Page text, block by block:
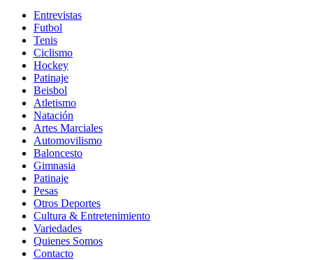
Entrevistas
Futbol
Tenis
Ciclismo
Hockey
Patinaje
Beisbol
Atletismo
Natación
Artes Marciales
Automovilismo
Baloncesto
Gimnasia
Patinaje
Pesas
Otros Deportes
Cultura & Entretenimiento
Variedades
Quienes Somos
Contacto